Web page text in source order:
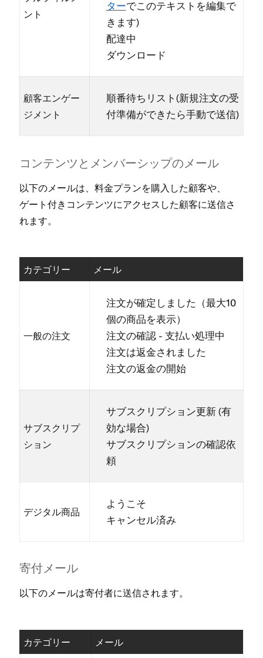
ント
タ⁠ーでこのテキストを編集で
きます⁠)
配達中
ダウンロ⁠ード
顧客エンゲ⁠ー
ジメント
順番待ちリスト(⁠新規注文の受
付準備ができたら手動で送信⁠)
コンテンツとメンバ⁠ーシ⁠ップのメ⁠ール
以下のメ⁠ールは⁠、料金プランを購入した顧客や⁠、
ゲ⁠ート付きコンテンツにアクセスした顧客に送信さ
れます⁠。
カテゴリ⁠ー メ⁠ール
一般の注文
注文が確定しました（⁠最大10
個の商品を表示⁠）
注文の確認 - 支払い処理中
注文は返金されました
注文の返金の開始
サブスクリプ
シ⁠ョン
サブスクリプシ⁠ョン更新 (⁠有
効な場合⁠)
サブスクリプシ⁠ョンの確認依
頼
デジタル商品
ようこそ
キ⁠ャンセル済み
寄付メ⁠ール
以下のメ⁠ールは寄付者に送信されます⁠。
カテゴリ⁠ー メ⁠ール